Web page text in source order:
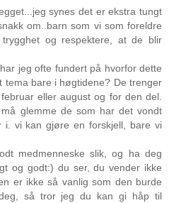
synes det er ekstra tungt
om..barn som vi som foreldre
og respektere, at de blir
jeg ofte fundert på hvorfor dette
tema bare i høgtidene? De trenger
eller august og for den del.
glemme de som har det vondt
i. vi kan gjøre en forskjell, bare vi
medmenneske slik, og ha deg
og godt:) du ser, du vender ikke
er ikke så vanlig som den burde
så tror jeg du kan gi håp til